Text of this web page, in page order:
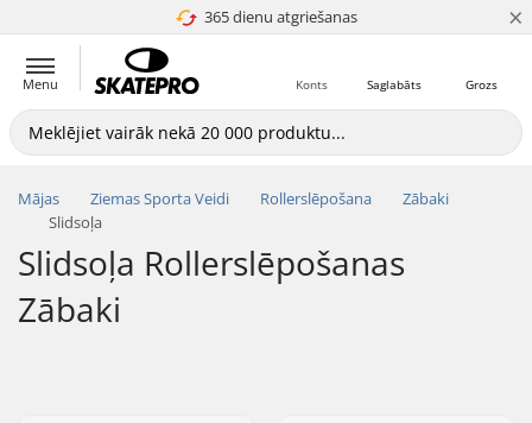
365 dienu atgriešanas
4.8 no 5 ×
Menu Grozs
Saglabāts
Konts
Mājas Ziemas Sporta Veidi Rollerslēpošana
Zābaki
Slidsoļa
Slidsoļa Rollerslēpošanas
Zābaki